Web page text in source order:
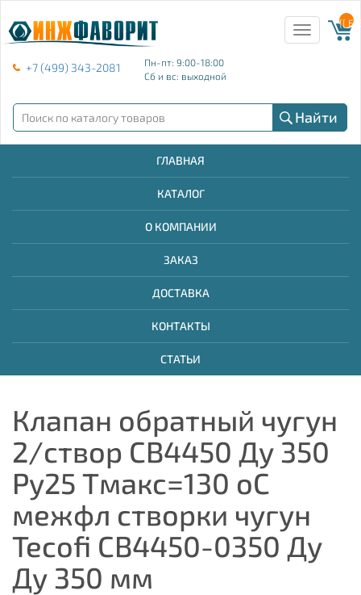
+7 (499) 343-2081
Пн-пт: 9:00-18:00
Сб и вс: выходной
Toggle
navigation
{{
Найти
ГЛАВНАЯ
КАТАЛОГ
О КОМПАНИИ
ЗАКАЗ
ДОСТАВКА
КОНТАКТЫ
СТАТЬИ
Клапан обратный чугун
2/створ CB4450 Ду 350
Ру25 Тмакс=130 оС
межфл створки чугун
Tecofi CB4450-0350 Ду
Ду 350 мм